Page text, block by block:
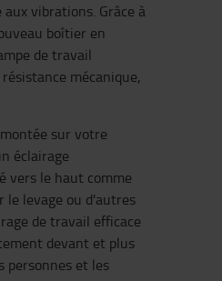
vibrations. Grâce à
boîtier en
de travail
mécanique,
sur votre
éclairage
vers le haut comme
le levage ou d'autres
de travail efficace
devant et plus
personnes et les